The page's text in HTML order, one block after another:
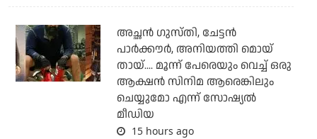
അച്ഛന്‍ ഗുസ്തി, ചേട്ടന്‍
പാര്‍ക്കൗര്‍, അനിയത്തി മൊയ്
തായ്.... മൂന്ന് പേരെയും വെച്ച് ഒരു
ആക്ഷന്‍ സിനിമ ആരെങ്കിലും
ചെയ്യുമോ എന്ന് സോഷ്യല്‍
മീഡിയ
15 hours ago